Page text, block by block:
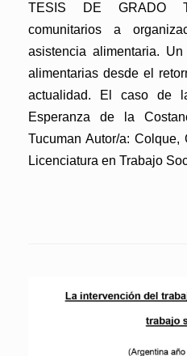
TESIS DE GRADO
comunitarios a
asistencia alimentaria.
alimentarias desde el
actualidad. El caso de
Esperanza de la
Tucuman Autor/a: Colque,
Licenciatura en Trabajo